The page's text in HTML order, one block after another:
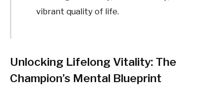
vibrant quality of life.
Unlocking Lifelong Vitality: The
Champion’s Mental Blueprint